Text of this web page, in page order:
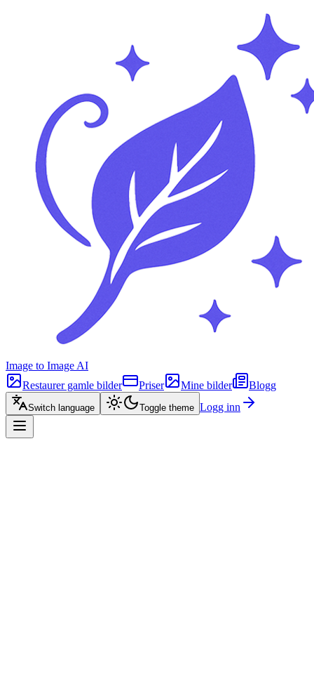
Image to Image AI
Restaurer gamle bilder
Priser Mine bilder Blogg
Switch language Toggle theme Logg inn